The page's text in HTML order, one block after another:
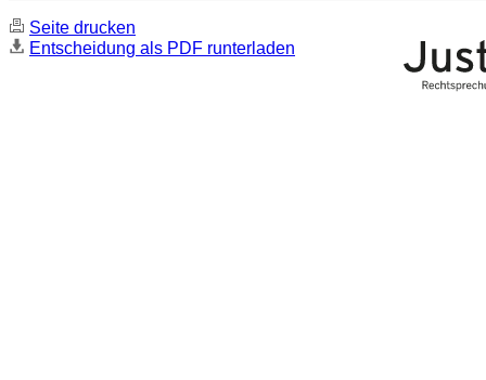
Seite drucken
Entscheidung als PDF runterladen